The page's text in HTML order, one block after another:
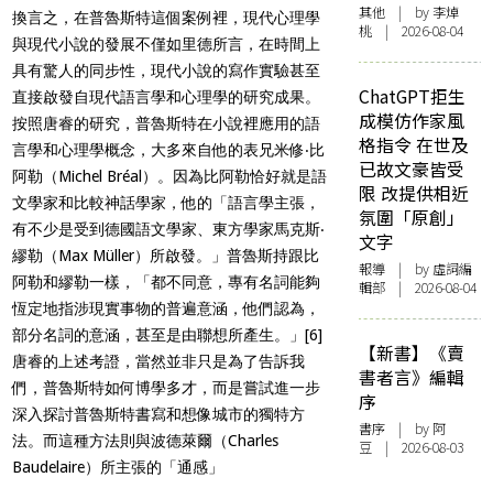
換言之，在普魯斯特這個案例裡，現代心理學
與現代小說的發展不僅如里德所言，在時間上
具有驚人的同步性，現代小說的寫作實驗甚至
直接啟發自現代語言學和心理學的研究成果。
按照唐睿的研究，普魯斯特在小說裡應用的語
言學和心理學概念，大多來自他的表兄米修‧比
阿勒（Michel Bréal）。因為比阿勒恰好就是語
文學家和比較神話學家，他的「語言學主張，
有不少是受到德國語文學家、東方學家馬克斯‧
繆勒（Max Müller）所啟發。」普魯斯持跟比
阿勒和繆勒一樣，「都不同意，專有名詞能夠
恆定地指涉現實事物的普遍意涵，他們認為，
部分名詞的意涵，甚至是由聯想所產生。」[6]
唐睿的上述考證，當然並非只是為了告訴我
們，普魯斯特如何博學多才，而是嘗試進一步
深入探討普魯斯特書寫和想像城市的獨特方
法。而這種方法則與波德萊爾（Charles
Baudelaire）所主張的「通感」
其他 | by 李焯
桃 | 2026-08-04
ChatGPT拒生
成模仿作家風
格指令 在世及
已故文豪皆受
限 改提供相近
氛圍「原創」
文字
報導 | by 虛詞編
輯部 | 2026-08-04
【新書】《賣
書者言》編輯
序
書序 | by 阿
豆 | 2026-08-03